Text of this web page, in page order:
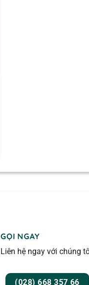
GỌI NGAY
Liên hệ ngay với chúng
(028) 668 357 66